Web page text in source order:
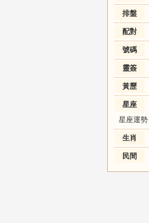
排盤
配對
號碼
靈簽
黃歷
星座
星座運勢
生肖
民間